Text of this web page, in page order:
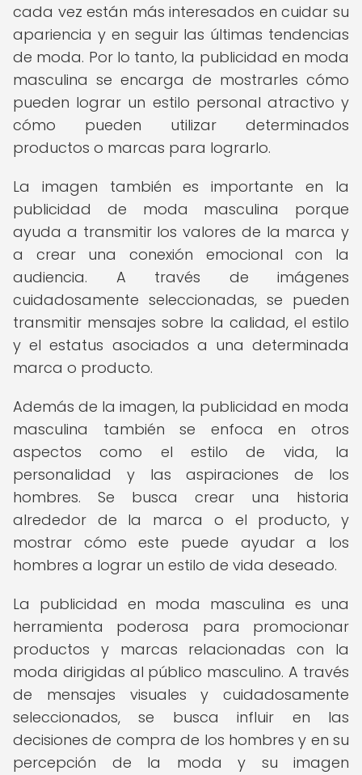
cada vez están más interesados en cuidar su
apariencia y en seguir las últimas tendencias
de moda. Por lo tanto, la publicidad en moda
masculina se encarga de mostrarles cómo
pueden lograr un estilo personal atractivo y
cómo pueden utilizar determinados
productos o marcas para lograrlo.
La imagen también es importante en la
publicidad de moda masculina porque
ayuda a transmitir los valores de la marca y
a crear una conexión emocional con la
audiencia. A través de imágenes
cuidadosamente seleccionadas, se pueden
transmitir mensajes sobre la calidad, el estilo
y el estatus asociados a una determinada
marca o producto.
Además de la imagen, la publicidad en moda
masculina también se enfoca en otros
aspectos como el estilo de vida, la
personalidad y las aspiraciones de los
hombres. Se busca crear una historia
alrededor de la marca o el producto, y
mostrar cómo este puede ayudar a los
hombres a lograr un estilo de vida deseado.
La publicidad en moda masculina es una
herramienta poderosa para promocionar
productos y marcas relacionadas con la
moda dirigidas al público masculino. A través
de mensajes visuales y cuidadosamente
seleccionados, se busca influir en las
decisiones de compra de los hombres y en su
percepción de la moda y su imagen